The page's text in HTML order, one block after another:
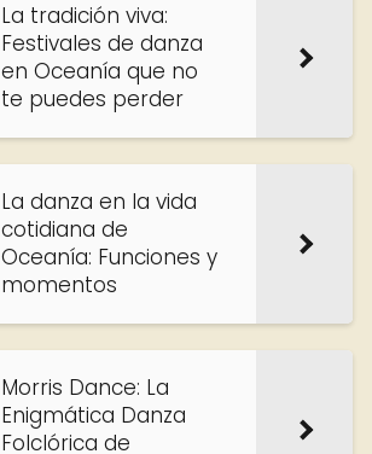
La tradición viva:
Festivales de danza
en Oceanía que no
te puedes perder
La danza en la vida
cotidiana de
Oceanía: Funciones y
momentos
Morris Dance: La
Enigmática Danza
Folclórica de